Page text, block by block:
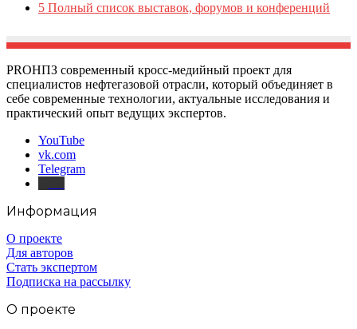
5 Полный список выставок, форумов и конференций
PROНПЗ современный кросс-медийный проект для
специалистов нефтегазовой отрасли, который объединяет в
себе современные технологии, актуальные исследования и
практический опыт ведущих экспертов.
YouTube
vk.com
Telegram
Информация
О проекте
Для авторов
Стать экспертом
Подписка на рассылку
О проекте